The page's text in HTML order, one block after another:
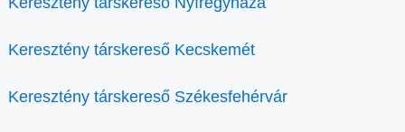
Keresztény társkereső Kecskemét
Keresztény társkereső Székesfehérvár